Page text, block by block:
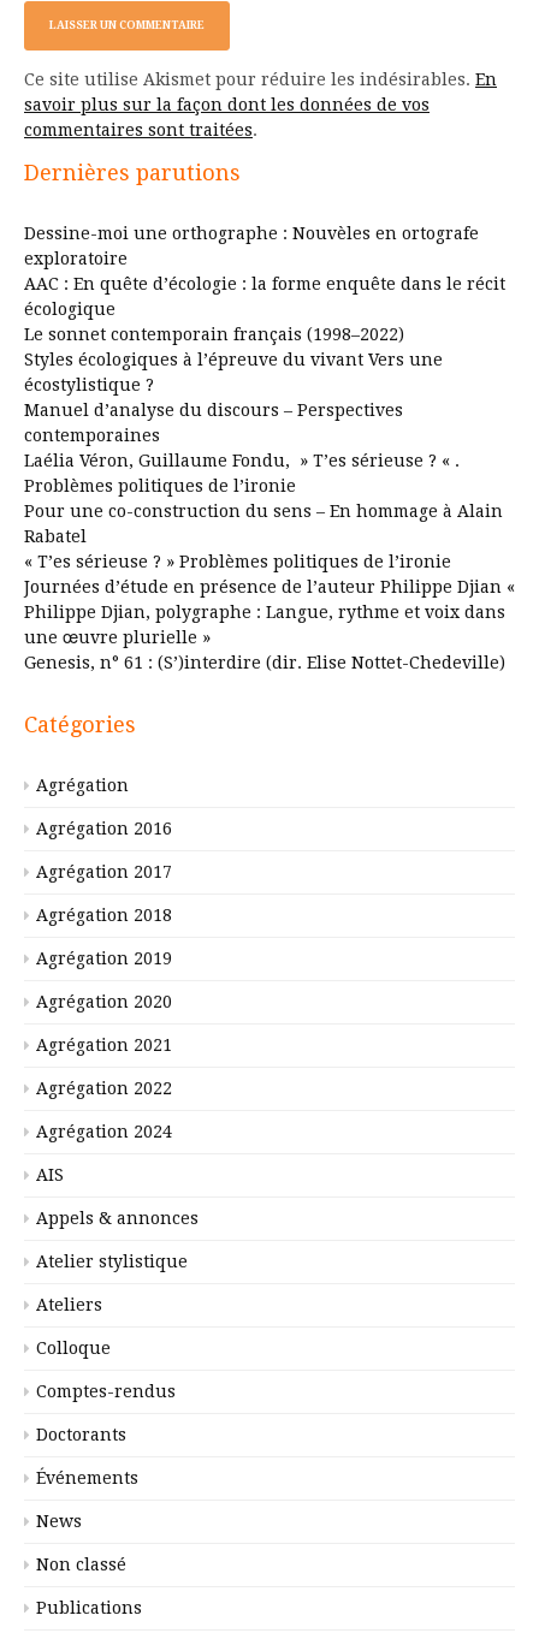
Ce site utilise Akismet pour réduire les indésirables. En
savoir plus sur la façon dont les données de vos
commentaires sont traitées.
Dernières parutions
Dessine-moi une orthographe : Nouvèles en ortografe
exploratoire
AAC : En quête d’écologie : la forme enquête dans le récit
écologique
Le sonnet contemporain français (1998–2022)
Styles écologiques à l’épreuve du vivant Vers une
écostylistique ?
Manuel d’analyse du discours – Perspectives
contemporaines
Laélia Véron, Guillaume Fondu, » T’es sérieuse ? « .
Problèmes politiques de l’ironie
Pour une co-construction du sens – En hommage à Alain
Rabatel
« T’es sérieuse ? » Problèmes politiques de l’ironie
Journées d’étude en présence de l’auteur Philippe Djian «
Philippe Djian, polygraphe : Langue, rythme et voix dans
une œuvre plurielle »
Genesis, n° 61 : (S’)interdire (dir. Elise Nottet-Chedeville)
Catégories
Agrégation
Agrégation 2016
Agrégation 2017
Agrégation 2018
Agrégation 2019
Agrégation 2020
Agrégation 2021
Agrégation 2022
Agrégation 2024
AIS
Appels & annonces
Atelier stylistique
Ateliers
Colloque
Comptes-rendus
Doctorants
Événements
News
Non classé
Publications